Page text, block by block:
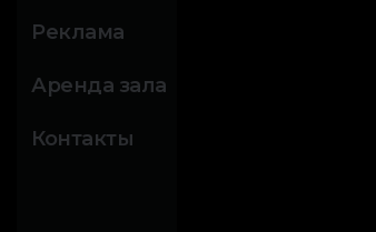
Реклама
Аренда зала
Контакты